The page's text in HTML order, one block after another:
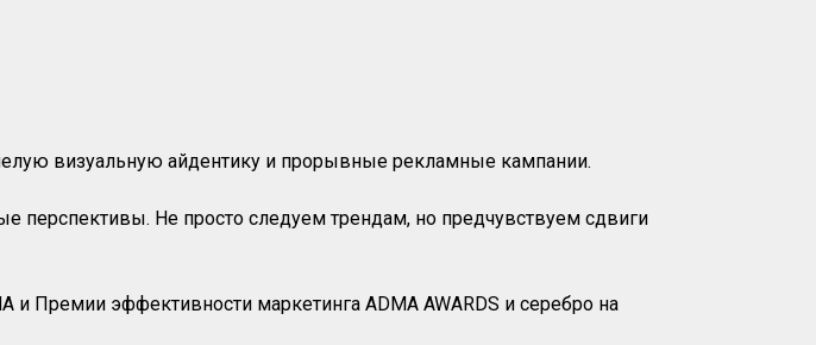
визуальную айдентику и прорывные рекламные кампании.
перспективы. Не просто следуем трендам, но предчувствуем сдвиги
и Премии эффективности маркетинга ADMA AWARDS и серебро на